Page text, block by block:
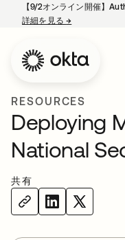
【9/2オンライン開催】
詳細を見る→
RESOURCES
Deploying
National
共有